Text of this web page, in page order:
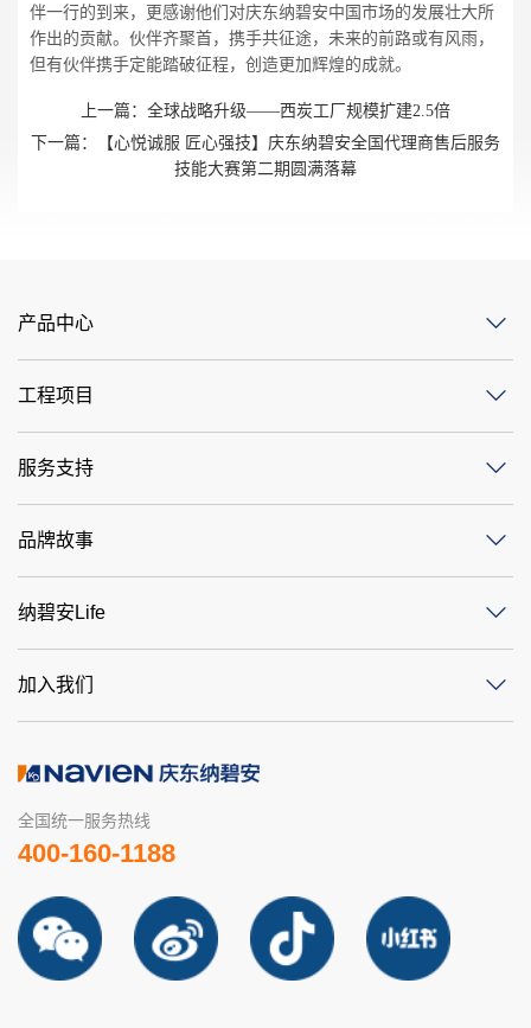
伴一行的到来，更感谢他们对庆东纳碧安中国市场的发展壮大所
作出的贡献。伙伴齐聚首，携手共征途，未来的前路或有风雨，
但有伙伴携手定能踏破征程，创造更加辉煌的成就。
上一篇： 全球战略升级——西炭工厂规模扩建2.5倍
下一篇：
【心悦诚服 匠心强技】庆东纳碧安全国代理商售后服务
技能大赛第二期圆满落幕
产品中心
工程项目
服务支持
品牌故事
纳碧安Life
加入我们
全国统一服务热线
400-160-1188